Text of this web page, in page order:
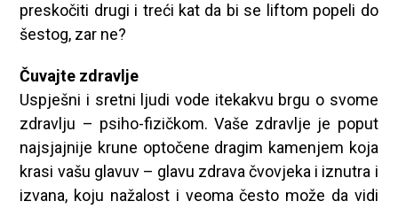
preskočiti drugi i treći kat da bi se liftom popeli do
šestog, zar ne?
Čuvajte zdravlje
Uspješni i sretni ljudi vode itekakvu brgu o svome
zdravlju – psiho-fizičkom. Vaše zdravlje je poput
najsjajnije krune optočene dragim kamenjem koja
krasi vašu glavuv – glavu zdrava čvovjeka i iznutra i
izvana, koju nažalost i veoma često može da vidi